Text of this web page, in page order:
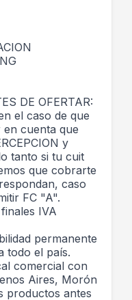
DE OFERTAR:
el caso de que
cuenta que
y
tanto si tu cuit
que cobrarte
caso
FC "A".
IVA
permanente
todo el país.
comercial con
Aires, Morón
productos antes